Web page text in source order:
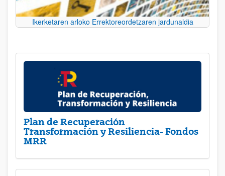
Ikerketaren arloko Errektoreordetzaren jardunaldia
Plan de Recuperación
Transformación y Resiliencia- Fondos
MRR